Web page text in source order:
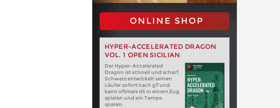
ONLINE SHOP
HYPER-ACCELERATED DRAGON
VOL. 1 OPEN SICILIAN
Der Hyper-Accelerated
Dragon ist schnell und scharf.
Schwarz entwickelt seinen
Läufer sofort nach g7 und
kann oftmals d5 in einem Zug
spielen und ein Tempo
sparen.